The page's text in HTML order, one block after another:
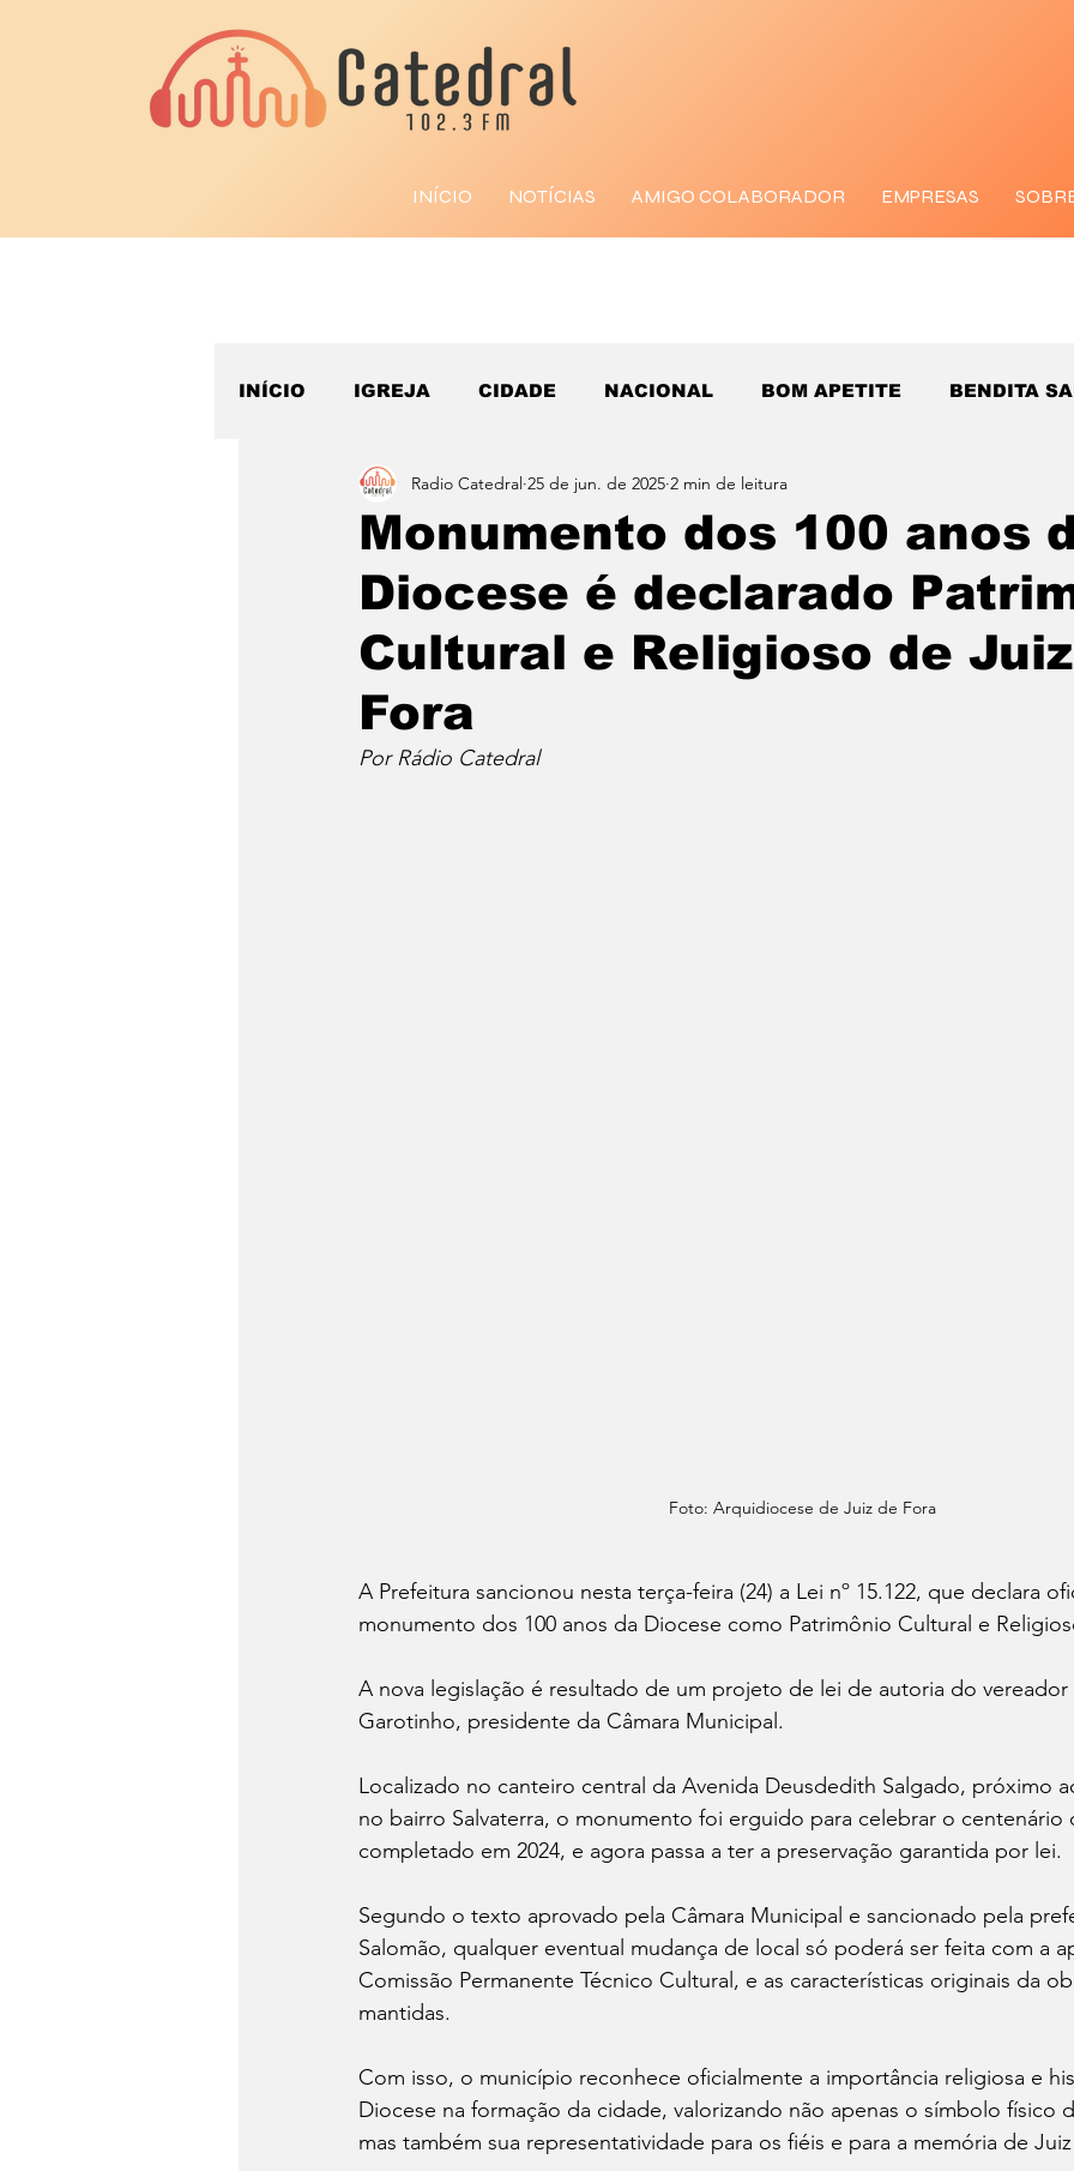
INÍCIO NOTÍCIAS AMIGO COLABORADOR EMPRESAS
INÍCIO IGREJA CIDADE NACIONAL BOM APETITE BENDITA
ESPORTE
Monumento dos 100 anos
Diocese é declarado
Cultural e Religioso de
Fora
Radio Catedral 25 de jun. de 2025 2 min de leitura
Por Rádio Catedral
Foto: Arquidiocese de Juiz de Fora
A Prefeitura sancionou nesta terça-feira (24) a Lei nº 15.122, que declara
monumento dos 100 anos da Diocese como Patrimônio Cultural e
A nova legislação é resultado de um projeto de lei de autoria do vereador
Garotinho, presidente da Câmara Municipal.
Localizado no canteiro central da Avenida Deusdedith Salgado, próximo
no bairro Salvaterra, o monumento foi erguido para celebrar o centenário
completado em 2024, e agora passa a ter a preservação garantida por lei.
Segundo o texto aprovado pela Câmara Municipal e sancionado pela
Salomão, qualquer eventual mudança de local só poderá ser feita com a
Comissão Permanente Técnico Cultural, e as características originais da
mantidas.
Com isso, o município reconhece oficialmente a importância religiosa e
Diocese na formação da cidade, valorizando não apenas o símbolo físico
mas também sua representatividade para os fiéis e para a memória de